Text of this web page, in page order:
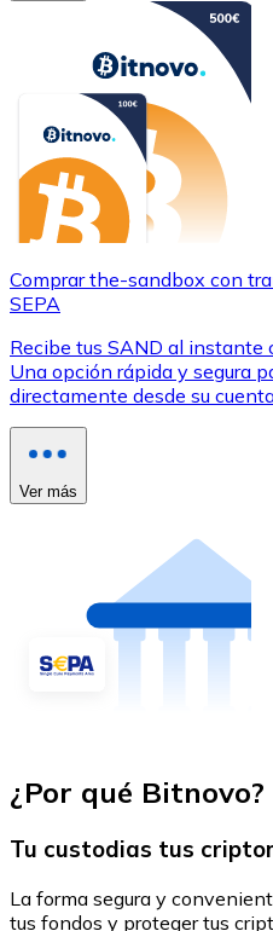
Comprar the-sandbox con
SEPA
Recibe tus SAND al instante
Una opción rápida y segura
directamente desde su
Ver más
¿Por qué Bitnovo?
Tu custodias tus
La forma segura y
tus fondos y proteger tus